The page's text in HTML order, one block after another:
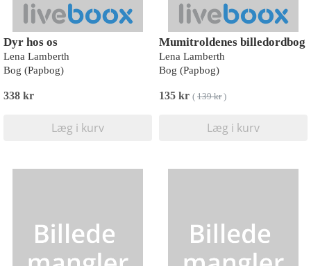
Dyr hos os
Lena Lamberth
Bog (Papbog)
338 kr
Læg i kurv
Mumitroldenes billedordbog
Lena Lamberth
Bog (Papbog)
135 kr ( 139 kr)
Læg i kurv